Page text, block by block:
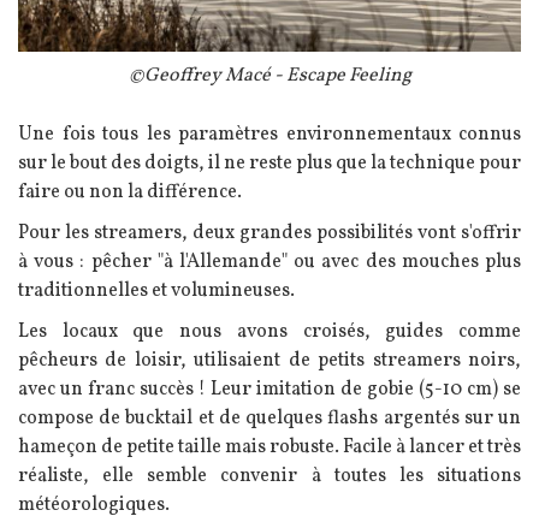
©Geoffrey Macé - Escape Feeling
Texte
Une fois tous les paramètres environnementaux connus
sur le bout des doigts, il ne reste plus que la technique pour
faire ou non la différence.
Pour les streamers, deux grandes possibilités vont s'offrir
à vous : pêcher "à l'Allemande" ou avec des mouches plus
traditionnelles et volumineuses.
Les locaux que nous avons croisés, guides comme
pêcheurs de loisir, utilisaient de petits streamers noirs,
avec un franc succès ! Leur imitation de gobie (5-10 cm) se
compose de bucktail et de quelques flashs argentés sur un
hameçon de petite taille mais robuste. Facile à lancer et très
réaliste, elle semble convenir à toutes les situations
météorologiques.